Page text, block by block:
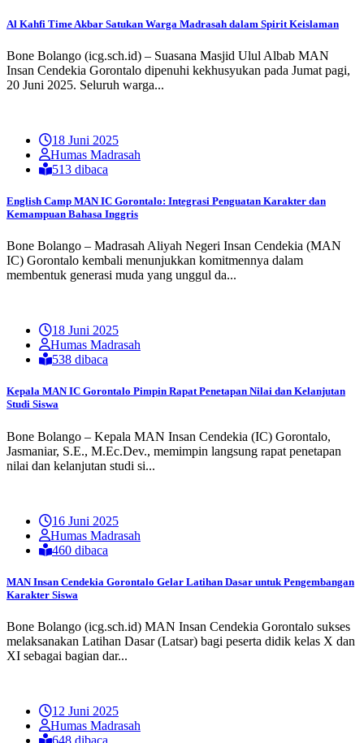
Al Kahfi Time Akbar Satukan Warga Madrasah dalam Spirit Keislaman
Bone Bolango (icg.sch.id) – Suasana Masjid Ulul Albab MAN
Insan Cendekia Gorontalo dipenuhi kekhusyukan pada Jumat pagi,
20 Juni 2025. Seluruh warga...
18 Juni 2025
Humas Madrasah
513 dibaca
English Camp MAN IC Gorontalo: Integrasi Penguatan Karakter dan
Kemampuan Bahasa Inggris
Bone Bolango – Madrasah Aliyah Negeri Insan Cendekia (MAN
IC) Gorontalo kembali menunjukkan komitmennya dalam
membentuk generasi muda yang unggul da...
18 Juni 2025
Humas Madrasah
538 dibaca
Kepala MAN IC Gorontalo Pimpin Rapat Penetapan Nilai dan Kelanjutan
Studi Siswa
Bone Bolango – Kepala MAN Insan Cendekia (IC) Gorontalo,
Jasmaniar, S.E., M.Ec.Dev., memimpin langsung rapat penetapan
nilai dan kelanjutan studi si...
16 Juni 2025
Humas Madrasah
460 dibaca
MAN Insan Cendekia Gorontalo Gelar Latihan Dasar untuk Pengembangan
Karakter Siswa
Bone Bolango (icg.sch.id) MAN Insan Cendekia Gorontalo sukses
melaksanakan Latihan Dasar (Latsar) bagi peserta didik kelas X dan
XI sebagai bagian dar...
12 Juni 2025
Humas Madrasah
648 dibaca